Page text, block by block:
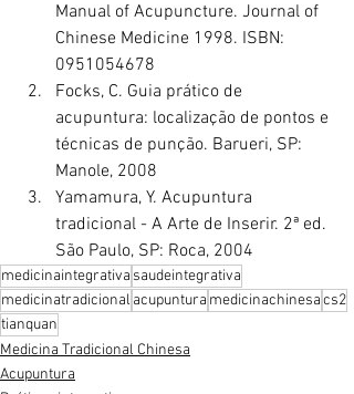
Manual of Acupuncture. Journal of
Chinese Medicine 1998. ISBN:
0951054678
Focks, C. Guia prático de
acupuntura: localização de pontos e
técnicas de punção. Barueri, SP:
Manole, 2008
Yamamura, Y. Acupuntura
tradicional - A Arte de Inserir. 2ª ed.
São Paulo, SP: Roca, 2004
medicinaintegrativa saudeintegrativa
medicinatradicional acupuntura medicinachinesacs2
tianquan
Medicina Tradicional Chinesa
Acupuntura